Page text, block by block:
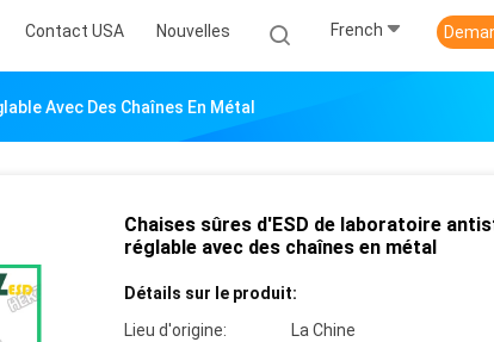
Contact USA Nouvelles French
Avec Des Chaînes En Métal
Chaises sûres d'ESD de laboratoire
réglable avec des chaînes en métal
Détails sur le produit:
Lieu d'origine:
La Chine